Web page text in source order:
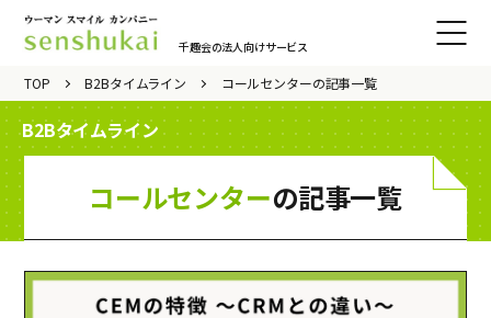
千趣会の法人向けサービス
メニュ
ーをひ
らく
TOP B2Bタイムライン コールセンターの記事一覧
B2Bタイムライン
コールセンターの記事一覧